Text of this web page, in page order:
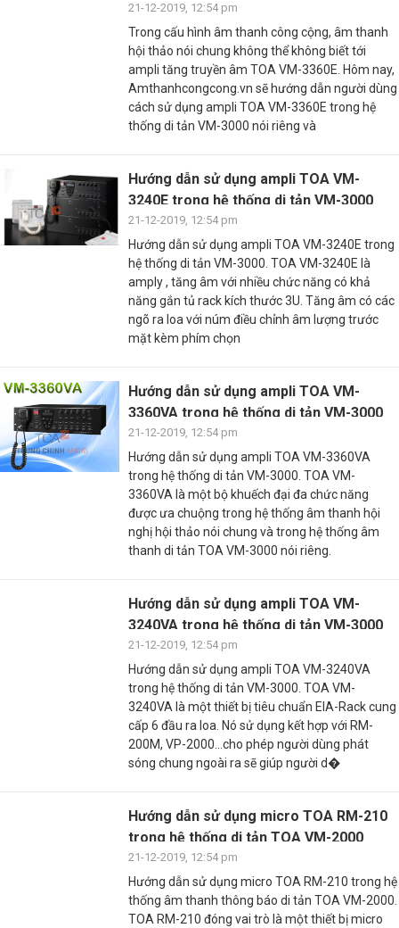
21-12-2019, 12:54 pm
Trong cấu hình âm thanh công cộng, âm thanh
hội thảo nói chung không thể không biết tới
ampli tăng truyền âm TOA VM-3360E. Hôm nay,
Amthanhcongcong.vn sẽ hướng dẫn người dùng
cách sử dụng ampli TOA VM-3360E trong hệ
thống di tản VM-3000 nói riêng và
Hướng dẫn sử dụng ampli TOA VM-
3240E trong hệ thống di tản VM-3000
21-12-2019, 12:54 pm
Hướng dẫn sử dụng ampli TOA VM-3240E trong
hệ thống di tản VM-3000. TOA VM-3240E là
amply , tăng âm với nhiều chức năng có khả
năng gắn tủ rack kích thước 3U. Tăng âm có các
ngõ ra loa với núm điều chỉnh âm lượng trước
mặt kèm phím chọn
Hướng dẫn sử dụng ampli TOA VM-
3360VA trong hệ thống di tản VM-3000
21-12-2019, 12:54 pm
Hướng dẫn sử dụng ampli TOA VM-3360VA
trong hệ thống di tản VM-3000. TOA VM-
3360VA là một bộ khuếch đại đa chức năng
được ưa chuộng trong hệ thống âm thanh hội
nghị hội thảo nói chung và trong hệ thống âm
thanh di tản TOA VM-3000 nói riêng.
Hướng dẫn sử dụng ampli TOA VM-
3240VA trong hệ thống di tản VM-3000
21-12-2019, 12:54 pm
Hướng dẫn sử dụng ampli TOA VM-3240VA
trong hệ thống di tản VM-3000. TOA VM-
3240VA là một thiết bị tiêu chuẩn EIA-Rack cung
cấp 6 đầu ra loa. Nó sử dụng kết hợp với RM-
200M, VP-2000…cho phép người dùng phát
sóng chung ngoài ra sẽ giúp người d�
Hướng dẫn sử dụng micro TOA RM-210
trong hệ thống di tản TOA VM-2000
21-12-2019, 12:54 pm
Hướng dẫn sử dụng micro TOA RM-210 trong hệ
thống âm thanh thông báo di tản TOA VM-2000.
TOA RM-210 đóng vai trò là một thiết bị micro